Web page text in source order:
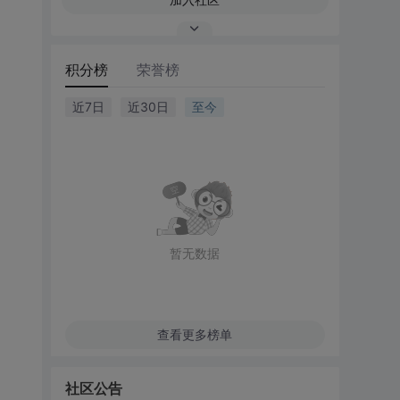
积分榜 荣誉榜
近7日 近30日 至今
暂无数据
查看更多榜单
社区公告